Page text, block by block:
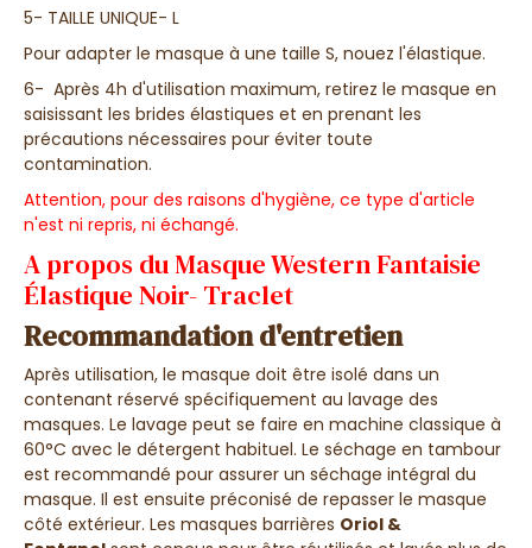
5- TAILLE UNIQUE- L
Pour adapter le masque à une taille S, nouez l'élastique.
6- Après 4h d'utilisation maximum, retirez le masque en
saisissant les brides élastiques et en prenant les
précautions nécessaires pour éviter toute
contamination.
Attention, pour des raisons d'hygiène, ce type d'article
n'est ni repris, ni échangé.
A propos du Masque Western Fantaisie
Élastique Noir- Traclet
Recommandation d'entretien
Après utilisation, le masque doit être isolé dans un
contenant réservé spécifiquement au lavage des
masques. Le lavage peut se faire en machine classique à
60°C avec le détergent habituel. Le séchage en tambour
est recommandé pour assurer un séchage intégral du
masque. Il est ensuite préconisé de repasser le masque
côté extérieur. Les masques barrières Oriol &